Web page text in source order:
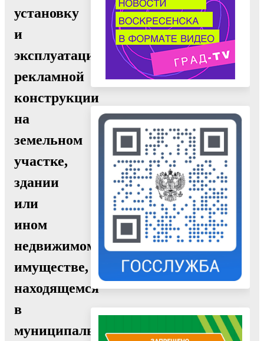
установку
и
эксплуатацию
рекламной
конструкции
на
земельном
участке,
здании
или
ином
недвижимом
имуществе,
находящемся
в
муниципальной